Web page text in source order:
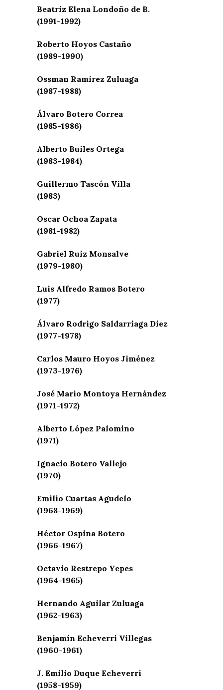
Beatriz Elena Londoño de B.
(1991-1992)
Roberto Hoyos Castaño
(1989-1990)
Ossman Ramírez Zuluaga
(1987-1988)
Álvaro Botero Correa
(1985-1986)
Alberto Builes Ortega
(1983-1984)
Guillermo Tascón Villa
(1983)
Oscar Ochoa Zapata
(1981-1982)
Gabriel Ruiz Monsalve
(1979-1980)
Luis Alfredo Ramos Botero
(1977)
Álvaro Rodrigo Saldarriaga Diez
(1977-1978)
Carlos Mauro Hoyos Jiménez
(1973-1976)
José Mario Montoya Hernández
(1971-1972)
Alberto López Palomino
(1971)
Ignacio Botero Vallejo
(1970)
Emilio Cuartas Agudelo
(1968-1969)
Héctor Ospina Botero
(1966-1967)
Octavio Restrepo Yepes
(1964-1965)
Hernando Aguilar Zuluaga
(1962-1963)
Benjamín Echeverri Villegas
(1960-1961)
J. Emilio Duque Echeverri
(1958-1959)